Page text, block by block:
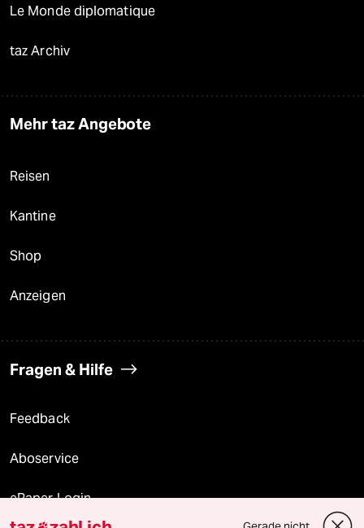
Le Monde diplomatique
taz Archiv
Mehr taz Angebote
Reisen
Kantine
Shop
Anzeigen
Fragen & Hilfe
Feedback
Aboservice
ePaper Login